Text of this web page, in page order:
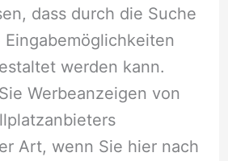
dass durch die Suche
werden kann.
Werbeanzeigen von
Art, wenn Sie hier nach